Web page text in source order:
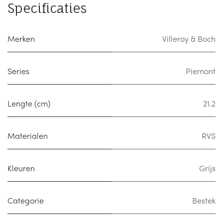
Specificaties
Merken Villeroy & Boch
Series Piemont
Lengte (cm) 21.2
Materialen RVS
Kleuren Grijs
Categorie Bestek